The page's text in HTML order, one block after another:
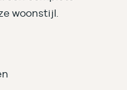
woonstijl.